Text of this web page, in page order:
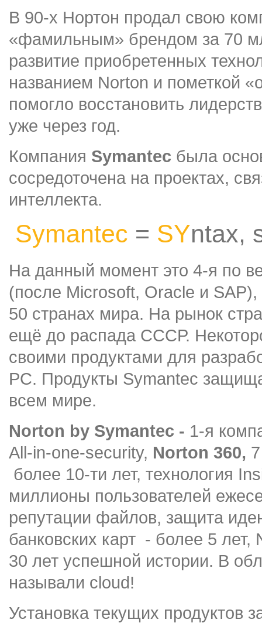
В 90-х Нортон продал свою
«фамильным» брендом за 70
развитие приобретенных
названием Norton и пометкой
помогло восстановить
уже через год.
Компания Symantec была
сосредоточена на проектах,
интеллекта.
Symantec = SYntax,
На данный момент это 4-я по
(после Microsoft, Oracle и
50 странах мира. На рынок
ещё до распада СССР.
своими продуктами для
PC. Продукты Symantec
всем мире.
Norton by Symantec - 1-я
All-in-one-security, Norton 360,
более 10-ти лет, технология
миллионы пользователей
репутации файлов, защита
банковских карт - более 5
30 лет успешной истории. В
называли cloud!
Установка текущих продуктов